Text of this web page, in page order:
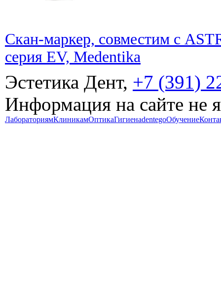
Скан-маркер, совместим с
серия EV, Medentika
Эстетика Дент, +7 (391)
Информация на сайте не
ЛабораториямКлиникамОптикаГигиенаdentegoОбучение